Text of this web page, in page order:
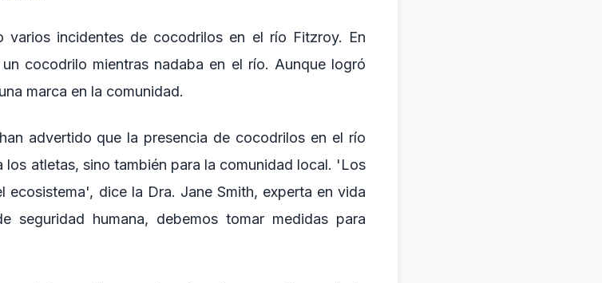
varios incidentes de cocodrilos en el río Fitzroy. En
cocodrilo mientras nadaba en el río. Aunque logró
marca en la comunidad.
advertido que la presencia de cocodrilos en el río
los atletas, sino también para la comunidad local. 'Los
ecosistema', dice la Dra. Jane Smith, experta en vida
seguridad humana, debemos tomar medidas para